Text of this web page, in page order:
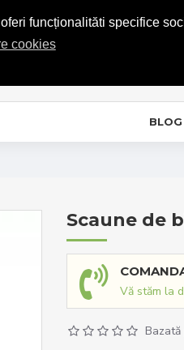
funcționalităti specifice
cookies
TELEFONICE: 0720.865.728
Scaune de
Vă stăm la